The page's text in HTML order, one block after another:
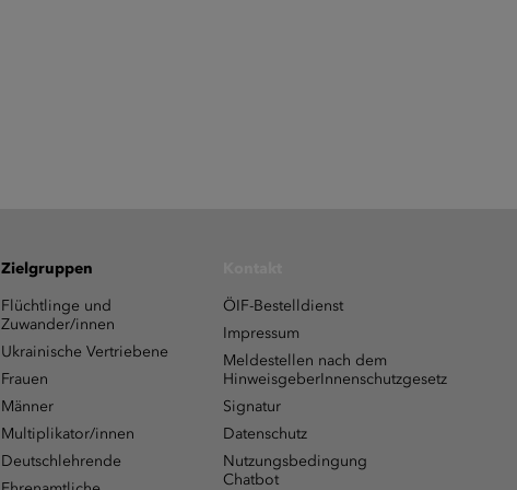
Zielgruppen
Flüchtlinge und
Zuwander/innen
Ukrainische Vertriebene
Frauen
Männer
Multiplikator/innen
Deutschlehrende
ÖIF-Bestelldienst
Impressum
Meldestellen nach dem
HinweisgeberInnenschutzgesetz
Signatur
Datenschutz
Nutzungsbedingung
Chatbot